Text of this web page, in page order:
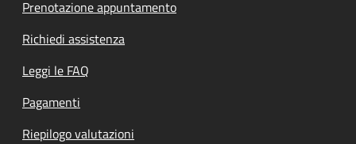
Prenotazione appuntamento
Richiedi assistenza
Leggi le FAQ
Pagamenti
Riepilogo valutazioni